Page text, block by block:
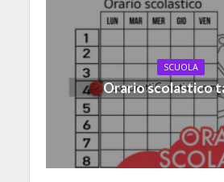
SCUOLA
Orario scolastico